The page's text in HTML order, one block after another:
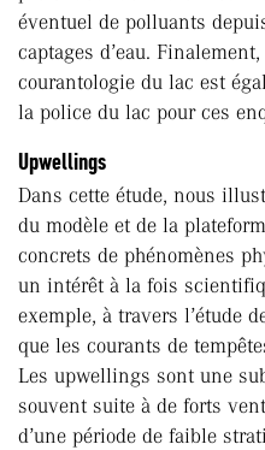
éventuel de polluants
captages d’eau.
courantologie du lac est
la police du lac pour ces
Upwellings
Dans cette étude, nous
du modèle et de la
concrets de phénomènes
un intérêt à la fois
exemple, à travers l’étude
que les courants de
Les upwellings sont une
souvent suite à de forts
d’une période de faible